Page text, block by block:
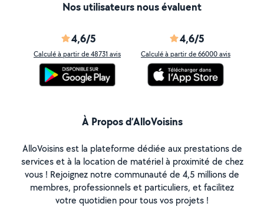
Nos utilisateurs nous évaluent
4,6/5
Calculé à partir de 48731 avis
4,6/5
Calculé à partir de 66000 avis
À Propos d’AlloVoisins
AlloVoisins est la plateforme dédiée aux prestations de
services et à la location de matériel à proximité de chez
vous ! Rejoignez notre communauté de 4,5 millions de
membres, professionnels et particuliers, et facilitez
votre quotidien pour tous vos projets !